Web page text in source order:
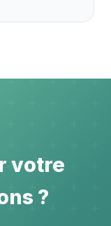
votre
?